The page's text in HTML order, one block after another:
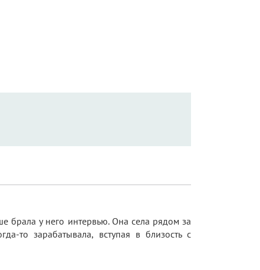
брала у него интервью. Она села рядом за
то зарабатывала, вступая в близость с